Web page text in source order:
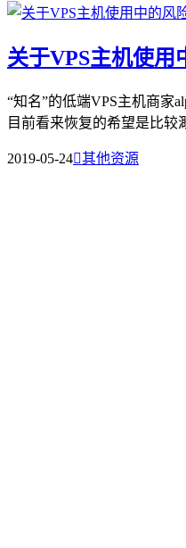
关于VPS主机使用
“知名”的低端VPS主机商家
目前看来恢复的希望是比较
2019-05-24其他资源